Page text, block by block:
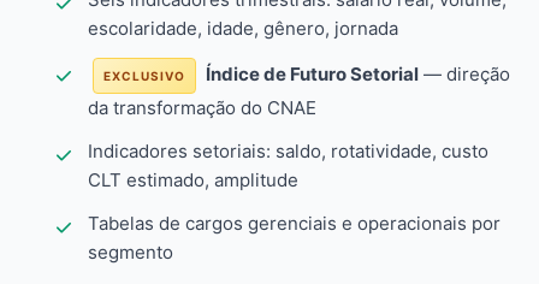
escolaridade, idade, gênero, jornada
EXCLUSIVO Índice de Futuro Setorial — direção
da transformação do CNAE
Indicadores setoriais: saldo, rotatividade, custo
CLT estimado, amplitude
Tabelas de cargos gerenciais e operacionais por
segmento